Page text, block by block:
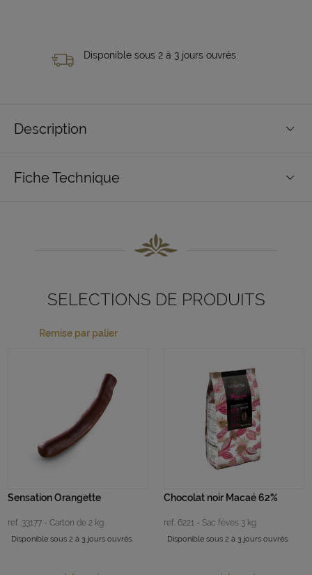
Disponible sous 2 à 3 jours ouvrés.
Description
Fiche Technique
SELECTIONS DE PRODUITS
Remise par palier
Sensation Orangette
ref. 33177 - Carton de 2 kg
Disponible sous 2 à 3 jours ouvrés.
Chocolat noir Macaé 62%
ref. 6221 - Sac fèves 3 kg
Disponible sous 2 à 3 jours ouvrés.